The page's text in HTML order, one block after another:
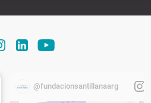
@fundacionsantillanaarg